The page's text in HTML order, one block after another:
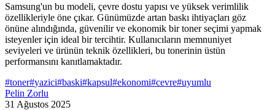
Samsung'un bu modeli, çevre dostu yapısı ve yüksek verimlilik
özellikleriyle öne çıkar. Günümüzde artan baskı ihtiyaçları göz
önüne alındığında, güvenilir ve ekonomik bir toner seçimi yapmak
isteyenler için ideal bir tercihtir. Kullanıcıların memnuniyet
seviyeleri ve ürünün teknik özellikleri, bu tonerinin üstün
performansını kanıtlamaktadır.
#toner#yazici#baski#kapsul#ekonomi#cevre#uyumlu
Pelin Zorlu
31 Ağustos 2025